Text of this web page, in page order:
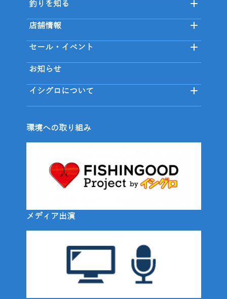
釣りを知る
店舗情報
セール・イベント
お知らせ
イシグロについて
環境への取り組み
メディア出演